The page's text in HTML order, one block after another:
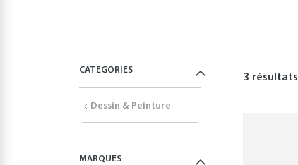
CATEGORIES
Dessin & Peinture
MARQUES
3 résultats